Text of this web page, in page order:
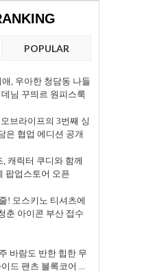
POPULAR
, 우아한 청담동 나들
님 꾸띄르 원피스룩
브라이프의 3번째 싱
은 협업 에디션 공개
캐릭터 쿠디와 함께
팝업스토어 오픈
! 모스키노 티셔츠에
춘 아이콘 부산 접수
바람도 반한 힙한 무
드 팬츠 블록코어 ...